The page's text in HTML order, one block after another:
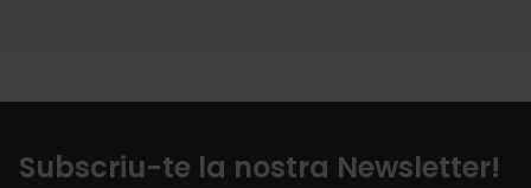
Subscriu-te la nostra Newsletter!